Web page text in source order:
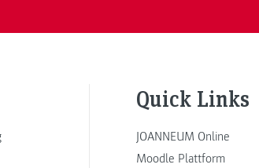
Quick Links
JOANNEUM Online
Moodle Plattform